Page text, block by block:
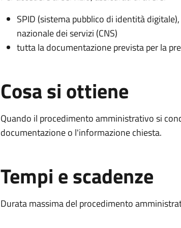
SPID (sistema pubblico di identità
nazionale dei servizi (CNS)
tutta la documentazione prevista per la
Cosa si ottiene
Quando il procedimento amministrativo si
documentazione o l'informazione chiesta.
Tempi e scadenze
Durata massima del procedimento